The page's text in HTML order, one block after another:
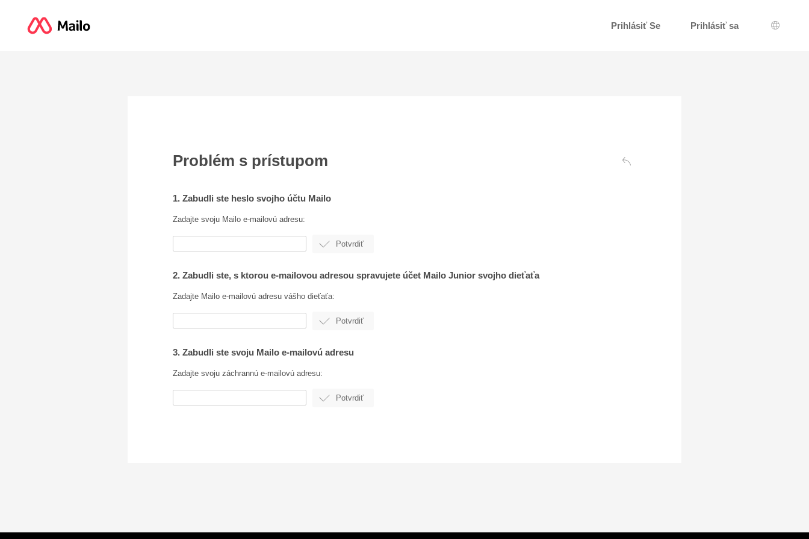
Prihlásiť Se Prihlásiť sa
Výber
Problém s prístupom Späť
1. Zabudli ste heslo svojho účtu Mailo
Zadajte svoju Mailo e-mailovú adresu:
2. Zabudli ste, s ktorou e-mailovou adresou spravujete účet Mailo Junior svojho dieťaťa
Zadajte Mailo e-mailovú adresu vášho dieťaťa:
3. Zabudli ste svoju Mailo e-mailovú adresu
Zadajte svoju záchrannú e-mailovú adresu: